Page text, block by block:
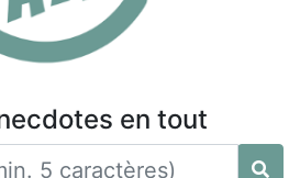
en tout